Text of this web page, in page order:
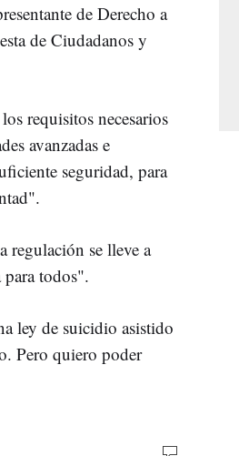
de Derecho a
de Ciudadanos y
requisitos necesarios
avanzadas e
seguridad, para
regulación se lleve a
todos".
ley de suicidio asistido
Pero quiero poder